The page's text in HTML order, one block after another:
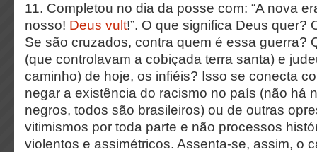
11. Completou no dia da posse com: “A nova
nosso! Deus vult!”. O que significa Deus quer?
Se são cruzados, contra quem é essa guerra?
(que controlavam a cobiçada terra santa) e
caminho) de hoje, os infiéis? Isso se conecta
negar a existência do racismo no país (não há
negros, todos são brasileiros) ou de outras
vitimismos por toda parte e não processos
violentos e assimétricos. Assenta-se, assim, o